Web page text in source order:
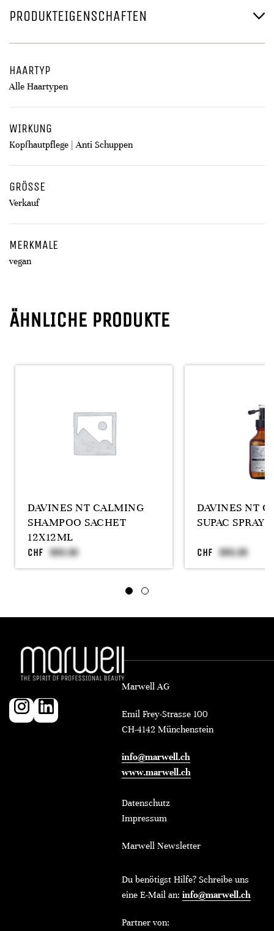
PRODUKTEIGENSCHAFTEN
HAARTYP
Alle Haartypen
WIRKUNG
Kopfhautpflege | Anti Schuppen
GRÖSSE
Verkauf
MERKMALE
vegan
ÄHNLICHE PRODUKTE
DAVINES NT CALMING
SHAMPOO SACHET
12X12ML
CHF
DAVINES NT
SUPAC SPRAY
CHF
Marwell AG
Emil Frey-Strasse 100
CH-4142 Münchenstein
info@marwell.ch
www.marwell.ch
Datenschutz
Impressum
Marwell Newsletter
Du benötigst Hilfe? Schreibe uns
eine E-Mail an: info@marwell.ch
Partner von: